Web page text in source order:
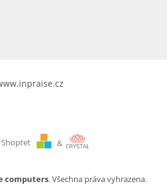
&
computers. Všechna práva vyhrazena.